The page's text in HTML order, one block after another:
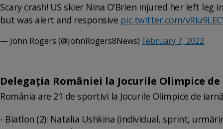
Scary crash! US skier Nina O’Brien injured her left
but was alert and responsive pic.twitter.com/
— John Rogers (@JohnRogers8News) February 7, 2022
Delegația României la Jocurile Olimpice
România are 21 de sportivi la Jocurile Olimpice de
- Biatlon (2): Natalia Ushkina (individual, sprint,